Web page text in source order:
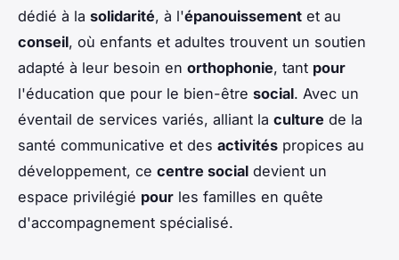
dédié à la solidarité, à l'épanouissement et au
conseil, où enfants et adultes trouvent un soutien
adapté à leur besoin en orthophonie, tant pour
l'éducation que pour le bien-être social. Avec un
éventail de services variés, alliant la culture de la
santé communicative et des activités propices au
développement, ce centre social devient un
espace privilégié pour les familles en quête
d'accompagnement spécialisé.